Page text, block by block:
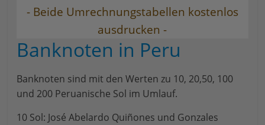
- Beide Umrechnungstabellen kostenlos
ausdrucken -
Banknoten in Peru
Banknoten sind mit den Werten zu 10, 20,50, 100
und 200 Peruanische Sol im Umlauf.
10 Sol: José Abelardo Quiñones und Gonzales